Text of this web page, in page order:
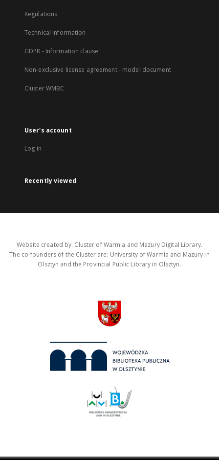
Regulations
Technical Information
GDPR - Information clause
Non-exclusive license agreement - model document
Cluster WMBC
User's account
Log in
Recently viewed
Website created by: Cluster of Warmia and Mazury Digital Library.
The co-founders of the Cluster are: University of Warmia and Mazury in
Olsztyn and the Provincial Public Library in Olsztyn.